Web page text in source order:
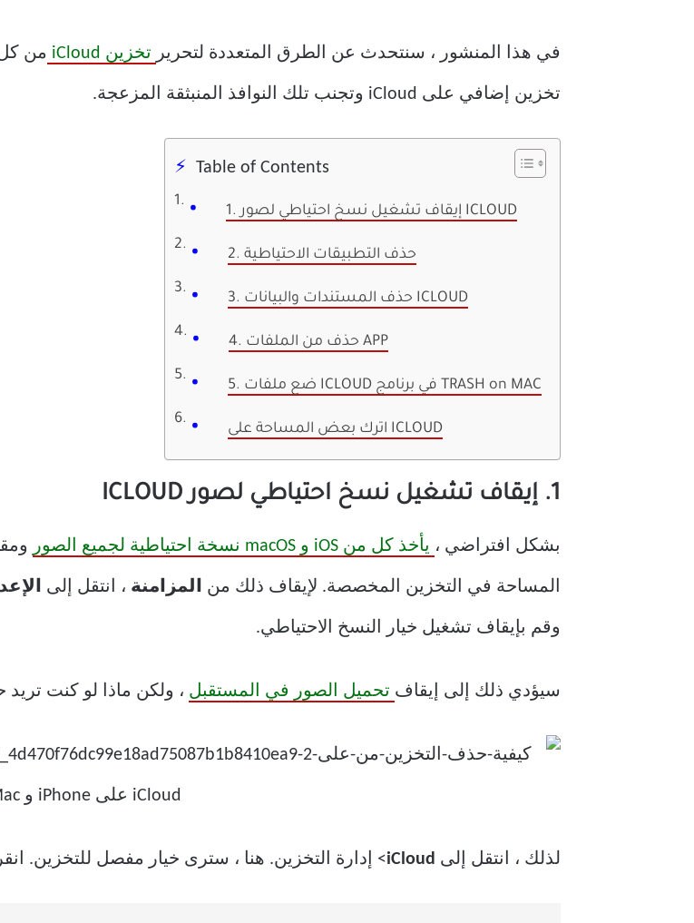
في هذا المنشور ، سنتحدث عن الطرق المتعددة لتحرير تخزين iCloud
تخزين إضافي على iCloud وتجنب تلك النوافذ المنبثقة المزعجة.
Table of Contents
1. إيقاف تشغيل نسخ احتياطي لصور ICLOUD
2. حذف التطبيقات الاحتياطية
3. حذف المستندات والبيانات ICLOUD
4. حذف من الملفات APP
5. ضع ملفات ICLOUD في برنامج TRASH on MAC
اترك بعض المساحة على ICLOUD
1. إيقاف تشغيل نسخ احتياطي لصور ICLOUD
بشكل افتراضي ، يأخذ كل من iOS و macOS نسخة احتياطية لجميع الصور
المساحة في التخزين المخصصة. لإيقاف ذلك من المزامنة ، انتقل إلى
وقم بإيقاف تشغيل خيار النسخ الاحتياطي.
سيؤدي ذلك إلى إيقاف تحميل الصور في المستقبل ، ولكن ماذا لو كنت
لذلك ، انتقل إلى iCloud> إدارة التخزين. هنا ، سترى خيار مفصل للتخزين.